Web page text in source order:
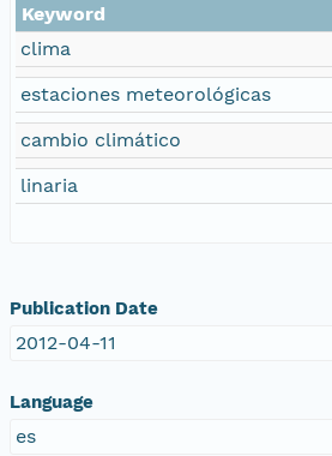
Keyword
clima
estaciones meteorológicas
cambio climático
linaria
Publication Date
2012-04-11
Language
es